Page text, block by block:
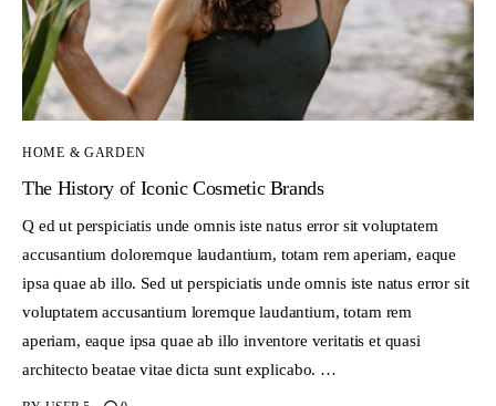
HOME & GARDEN
The History of Iconic Cosmetic Brands
Q ed ut perspiciatis unde omnis iste natus error sit voluptatem
accusantium doloremque laudantium, totam rem aperiam, eaque
ipsa quae ab illo. Sed ut perspiciatis unde omnis iste natus error sit
voluptatem accusantium loremque laudantium, totam rem
aperiam, eaque ipsa quae ab illo inventore veritatis et quasi
architecto beatae vitae dicta sunt explicabo. …